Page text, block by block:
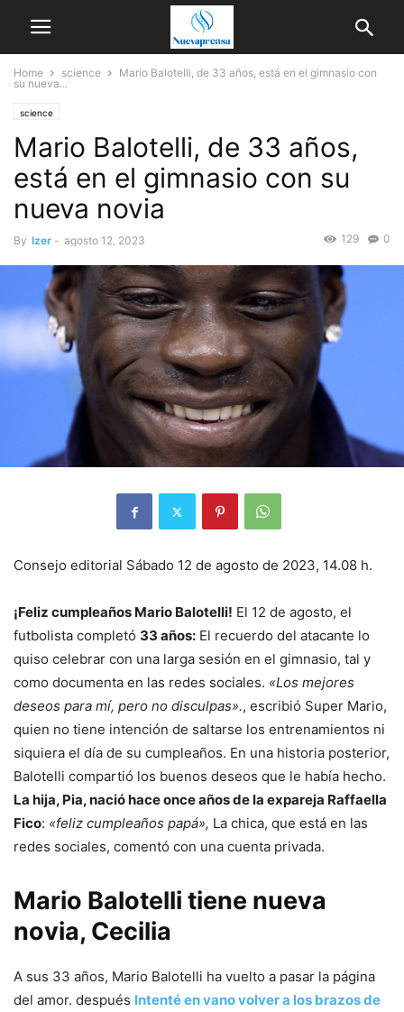
Home science
Mario Balotelli, de 33 años, está en el gimnasio con
su nueva...
science
Mario Balotelli, de 33 años,
está en el gimnasio con su
nueva novia
By Izer - agosto 12, 2023 0
129
Consejo editorial Sábado 12 de agosto de 2023, 14.08 h.
¡Feliz cumpleaños Mario Balotelli! El 12 de agosto, el
futbolista completó 33 años: El recuerdo del atacante lo
quiso celebrar con una larga sesión en el gimnasio, tal y
como documenta en las redes sociales. «Los mejores
deseos para mí, pero no disculpas»., escribió Super Mario,
quien no tiene intención de saltarse los entrenamientos ni
siquiera el día de su cumpleaños. En una historia posterior,
Balotelli compartió los buenos deseos que le había hecho.
La hija, Pia, nació hace once años de la expareja Raffaella
Fico: «feliz cumpleaños papá», La chica, que está en las
redes sociales, comentó con una cuenta privada.
Mario Balotelli tiene nueva
novia, Cecilia
A sus 33 años, Mario Balotelli ha vuelto a pasar la página
del amor. después Intenté en vano volver a los brazos de